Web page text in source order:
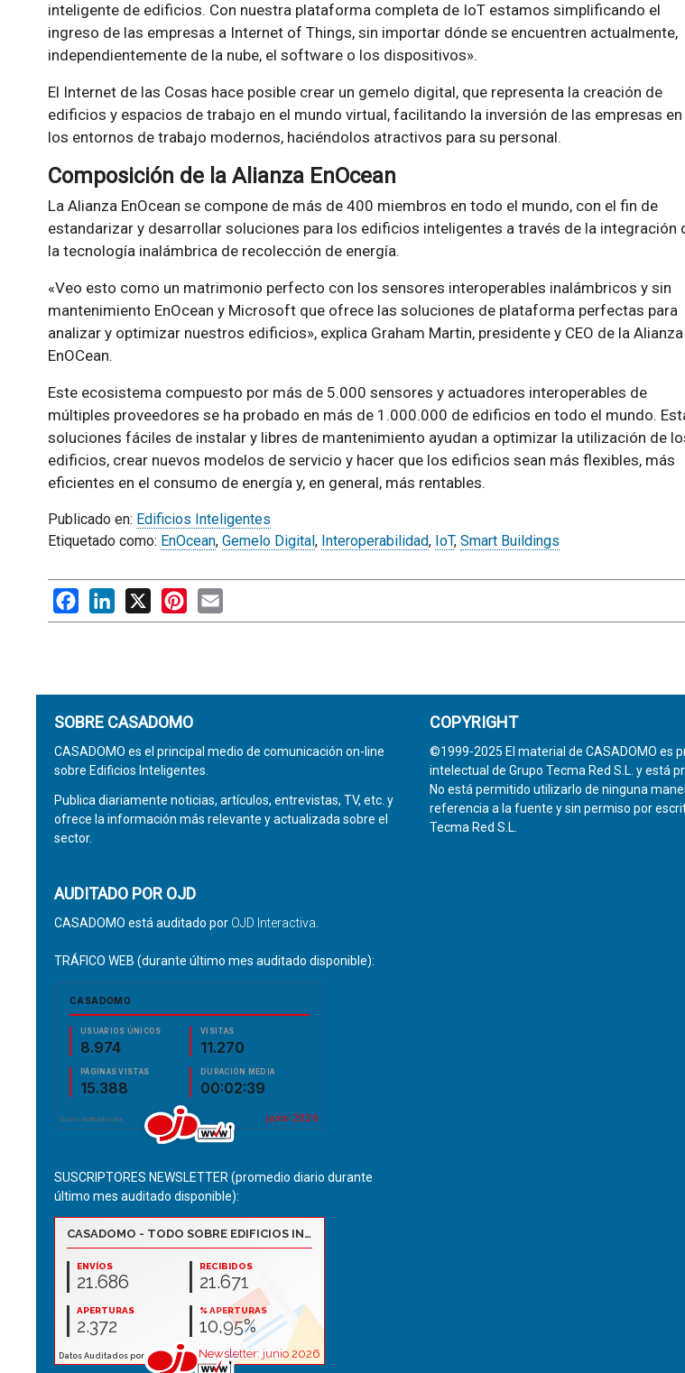
inteligente de edificios. Con nuestra plataforma completa de IoT estamos simplificando el
ingreso de las empresas a Internet of Things, sin importar dónde se encuentren actualmente,
independientemente de la nube, el software o los dispositivos».
El Internet de las Cosas hace posible crear un gemelo digital, que representa la creación de
edificios y espacios de trabajo en el mundo virtual, facilitando la inversión de las empresas en
los entornos de trabajo modernos, haciéndolos atractivos para su personal.
Composición de la Alianza EnOcean
La Alianza EnOcean se compone de más de 400 miembros en todo el mundo, con el fin de
estandarizar y desarrollar soluciones para los edificios inteligentes a través de la integración
la tecnología inalámbrica de recolección de energía.
«Veo esto como un matrimonio perfecto con los sensores interoperables inalámbricos y sin
mantenimiento EnOcean y Microsoft que ofrece las soluciones de plataforma perfectas para
analizar y optimizar nuestros edificios», explica Graham Martin, presidente y CEO de la Alianza
EnOCean.
Este ecosistema compuesto por más de 5.000 sensores y actuadores interoperables de
múltiples proveedores se ha probado en más de 1.000.000 de edificios en todo el mundo.
soluciones fáciles de instalar y libres de mantenimiento ayudan a optimizar la utilización de
edificios, crear nuevos modelos de servicio y hacer que los edificios sean más flexibles, más
eficientes en el consumo de energía y, en general, más rentables.
Publicado en: Edificios Inteligentes
Etiquetado como: EnOcean, Gemelo Digital , Interoperabilidad, IoT, Smart Buildings
FacebookLinkedIn Pinterest
SOBRE CASADOMO
CASADOMO es el principal medio de comunicación on-line
sobre Edificios Inteligentes.
Publica diariamente noticias, artículos, entrevistas, TV, etc. y
ofrece la información más relevante y actualizada sobre el
sector.
AUDITADO POR OJD
CASADOMO está auditado por OJD Interactiva
TRÁFICO WEB (durante último mes auditado disponible):
SUSCRIPTORES NEWSLETTER (promedio diario durante
último mes auditado disponible):
COPYRIGHT
©1999-2025 El material de CASADOMO es
intelectual de Grupo Tecma Red S.L. y está
No está permitido utilizarlo de ninguna
referencia a la fuente y sin permiso por
Tecma Red S.L.